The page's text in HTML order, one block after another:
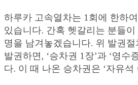
하루카 고속열차는 1회에 한하
있습니다. 간혹 헷갈리는 분들
명을 남겨놓겠습니다. 위 발권
발권하면, ‘승차권 1장’과 ‘영수
다. 이 때 나온 승차권은 ‘자유석